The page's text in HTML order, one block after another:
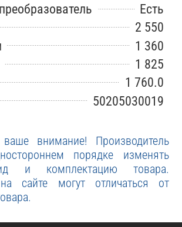
Есть
2 550
1 360
1 825
1 760.0
50205030019
внимание! Производитель
порядке изменять
и комплектацию товара.
сайте могут отличаться от